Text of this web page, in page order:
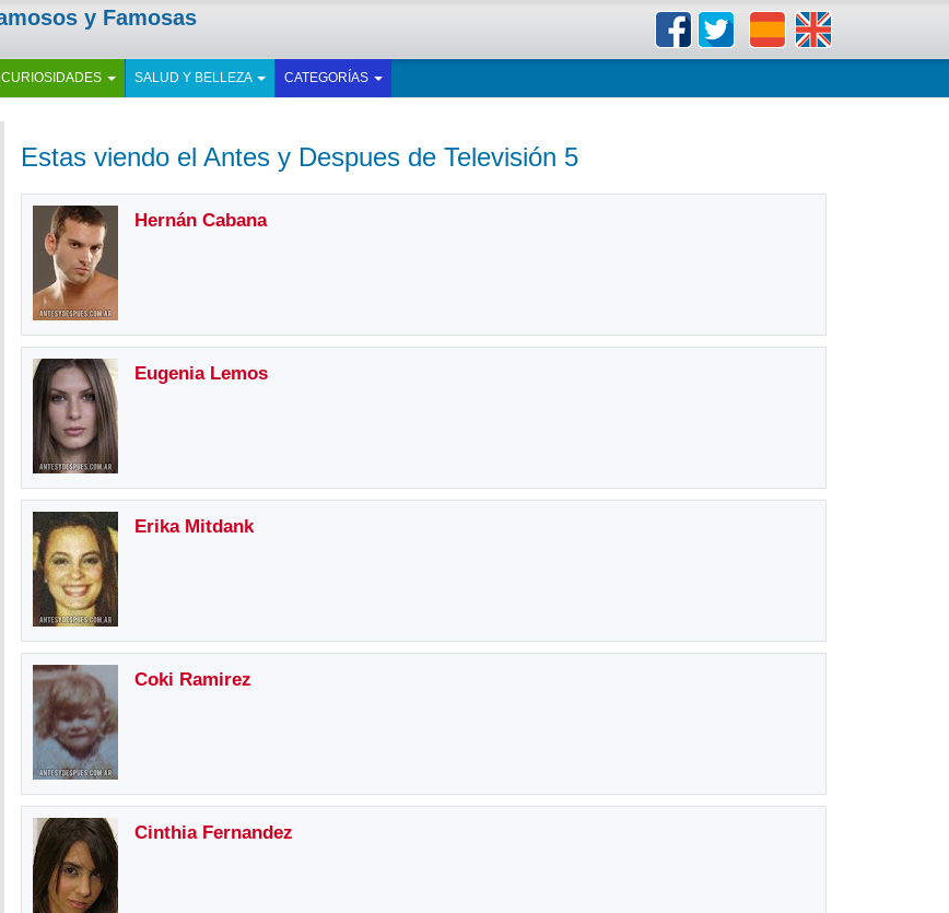
y Famosas
CURIOSIDADES SALUD Y BELLEZA CATEGORÍAS
Estas viendo el Antes y Despues de Televisión 5
Hernán Cabana
Eugenia Lemos
Erika Mitdank
Coki Ramirez
Cinthia Fernandez